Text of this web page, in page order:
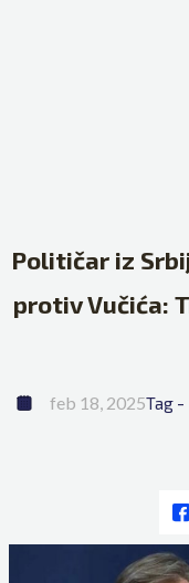
Političar iz
protiv Vučića:
feb 18, 2025Tag -